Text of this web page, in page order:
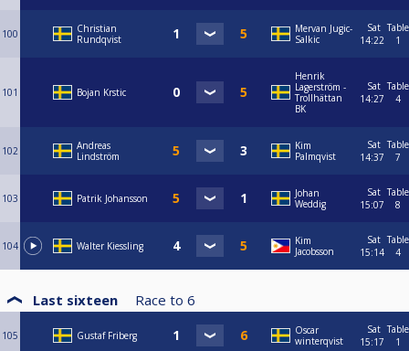
100
Christian
Rundqvist
Mervan Jugic-
Salkic
Sat
14:22
Table
1
101 Bojan Krstic
Henrik
Lagerström -
Trollhättan
BK
Sat
14:27
Table
4
102
Andreas
Lindström
Kim
Palmqvist
Sat
14:37
Table
7
103 Patrik Johansson
Johan
Weddig
Sat
15:07
Table
8
104 Walter Kiessling
Kim
Jacobsson
Sat
15:14
Table
4
Last sixteen Race to 6
105 Gustaf Friberg
Oscar
winterqvist
Sat
15:17
Table
1